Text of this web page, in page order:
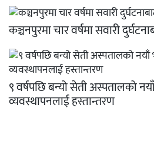
कञ्चनपुरमा चार वर्षमा सवारी
९ वर्षपछि बन्यो सेती अस्पतालको
व्यवस्थापनलाई हस्तान्तरण